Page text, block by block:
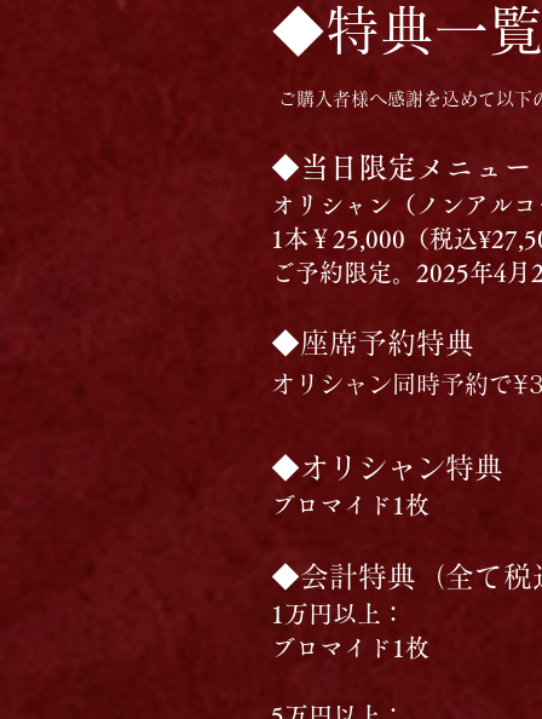
◆特典一
ご購入者様へ感謝を込めて以
◆当日限定メニュー
オリシャン（ノンアル
1本￥25,000（税込
ご予約限定。2025年4月
◆座席予約特典
オリシャン同時予約で
◆オリシャン特典
ブロマイド 1枚
◆会計特典（全て税
1万円以上：
ブロマイド1枚